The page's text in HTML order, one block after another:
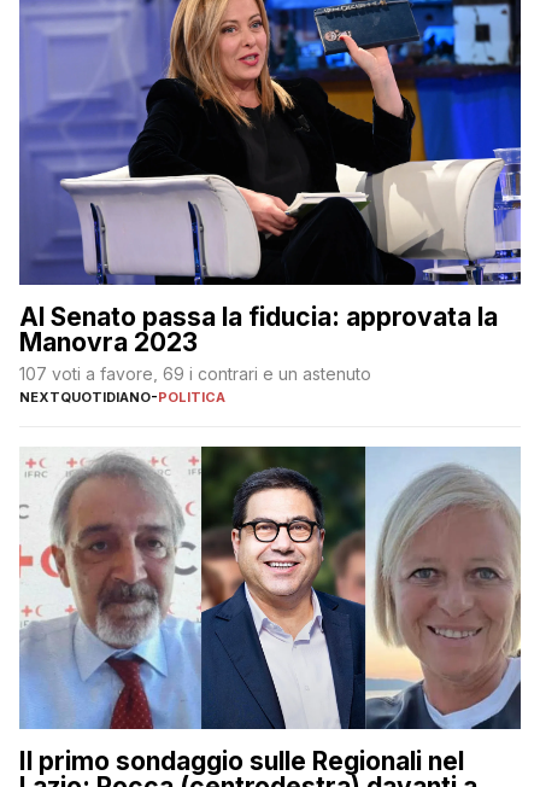
Al Senato passa la fiducia: approvata la
Manovra 2023
107 voti a favore, 69 i contrari e un astenuto
NEXTQUOTIDIANO-POLITICA
Il primo sondaggio sulle Regionali nel